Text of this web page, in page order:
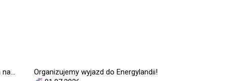
na…
Organizujemy wyjazd do Energylandii!